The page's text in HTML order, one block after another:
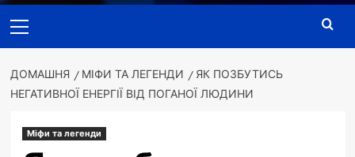
меню
ДОМАШНЯ МІФИ ТА ЛЕГЕНДИ
ЯК ПОЗБУТИСЬ
НЕГАТИВНОЇ ЕНЕРГІЇ ВІД ПОГАНОЇ ЛЮДИНИ
Міфи та легенди